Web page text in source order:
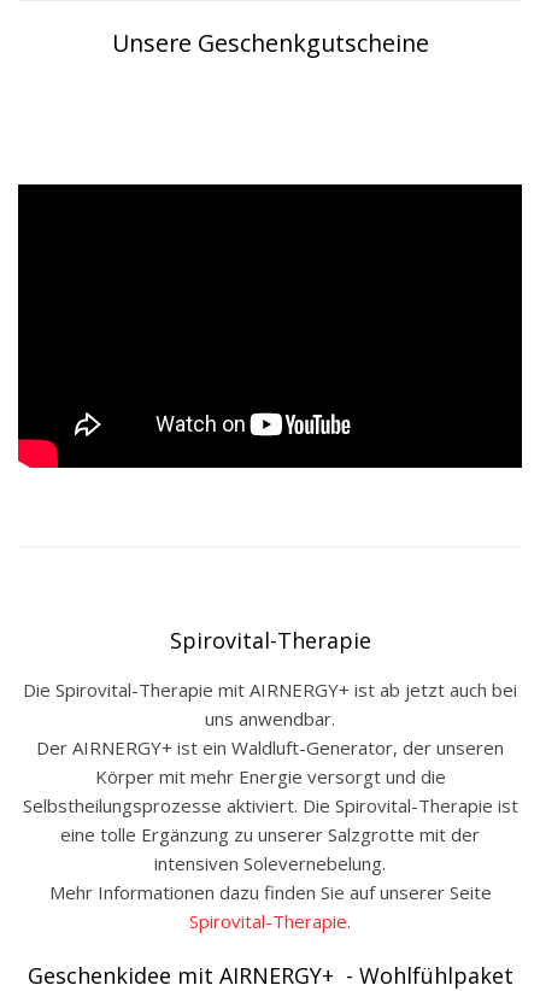
Unsere Geschenkgutscheine
Spirovital-Therapie
Die Spirovital-Therapie mit AIRNERGY+ ist ab jetzt auch bei
uns anwendbar.
Der AIRNERGY+ ist ein Waldluft-Generator, der unseren
Körper mit mehr Energie versorgt und die
Selbstheilungsprozesse aktiviert. Die Spirovital-Therapie ist
eine tolle Ergänzung zu unserer Salzgrotte mit der
intensiven Solevernebelung.
Mehr Informationen dazu finden Sie auf unserer Seite
Spirovital-Therapie.
Geschenkidee mit AIRNERGY+ - Wohlfühlpaket